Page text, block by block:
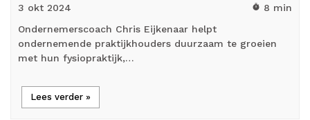
3 okt 2024 timer 8 min
Ondernemerscoach Chris Eijkenaar helpt
ondernemende praktijkhouders duurzaam te groeien
met hun fysiopraktijk,…
Lees verder »